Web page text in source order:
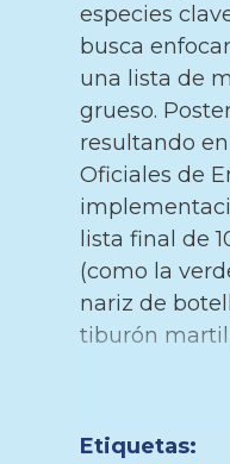
especies
busca
una lista de
grueso.
resultando
Oficiales de
lista final de
(como la
nariz de
tiburón
Etiquetas: